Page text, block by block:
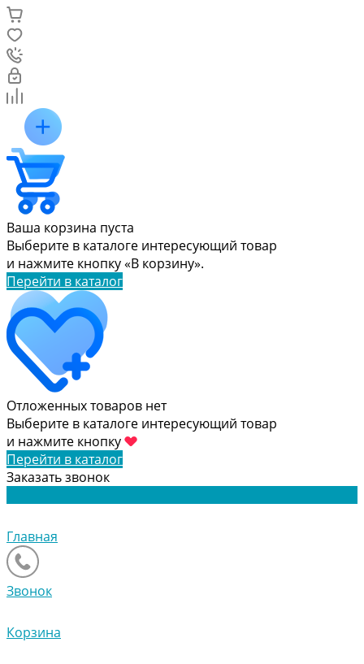
Ваша корзина пуста
Выберите в каталоге интересующий товар
и нажмите кнопку «В корзину».
Перейти в каталог
Отложенных товаров нет
Выберите в каталоге интересующий товар
и нажмите кнопку
Перейти в каталог
Заказать звонок
Главная
Звонок
Корзина